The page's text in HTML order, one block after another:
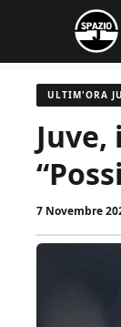
contenuto
ULTIM'ORA
7 Novembre